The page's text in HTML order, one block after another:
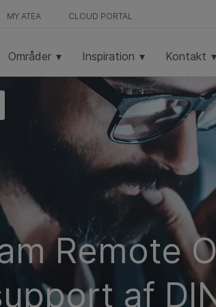
MY ATEA CLOUD PORTAL
Områder Inspiration Kontakt
Remote
af